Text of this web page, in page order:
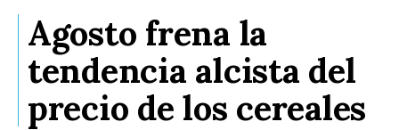
Agosto frena la
tendencia alcista del
precio de los cereales